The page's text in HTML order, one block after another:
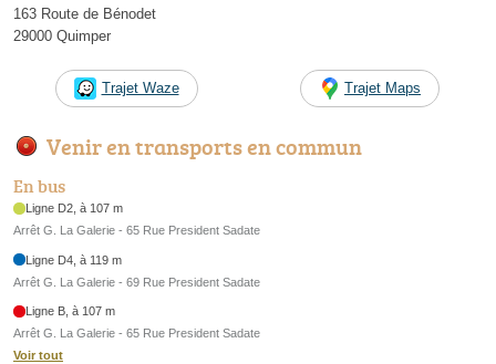
163 Route de Bénodet
29000 Quimper
Trajet Waze Trajet Maps
Venir en transports en commun
En bus
Ligne D2, à 107 m
Arrêt G. La Galerie - 65 Rue President Sadate
Ligne D4, à 119 m
Arrêt G. La Galerie - 69 Rue President Sadate
Ligne B, à 107 m
Arrêt G. La Galerie - 65 Rue President Sadate
Voir tout